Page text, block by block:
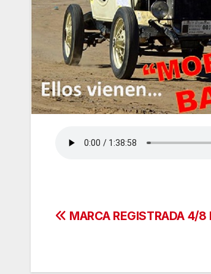
Navegación
MARCA REGISTRADA 4/8